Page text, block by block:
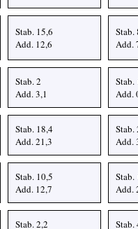
Stab. 15,6
Add. 12,6
Stab.
Add.
Stab. 2
Add. 3,1
Stab.
Add.
Stab. 18,4
Add. 21,3
Stab.
Add.
Stab. 10,5
Add. 12,7
Stab.
Add.
Stab. 2,2
Stab.